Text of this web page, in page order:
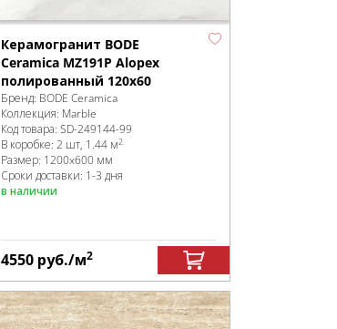
Керамогранит BODE
Ceramica MZ191P Alopex
полированный 120x60
Бренд: BODE Ceramica
Коллекция: Marble
Код товара: SD-249144-99
В коробке: 2 шт, 1.44 м2
Размер: 1200x600 мм
Сроки доставки: 1-3 дня
в наличии
4550 руб./м2